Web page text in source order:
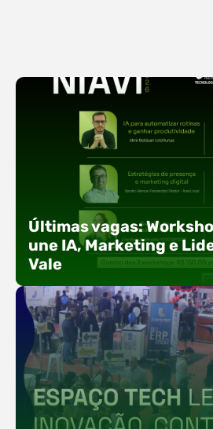
Últimas vagas:
une IA, Marketing e
Vale
Com o objetivo de impulsionar